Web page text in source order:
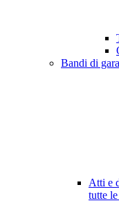
Bandi di
Atti e
tutte